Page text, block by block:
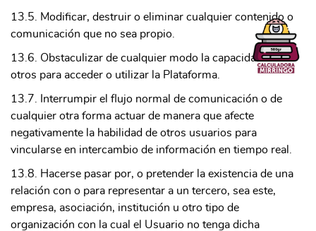
13.5. Modificar, destruir o eliminar cualquier contenido o
comunicación que no sea propio.
13.6. Obstaculizar de cualquier modo la capacidad de
otros para acceder o utilizar la Plataforma.
13.7. Interrumpir el flujo normal de comunicación o de
cualquier otra forma actuar de manera que afecte
negativamente la habilidad de otros usuarios para
vincularse en intercambio de información en tiempo real.
13.8. Hacerse pasar por, o pretender la existencia de una
relación con o para representar a un tercero, sea este,
empresa, asociación, institución u otro tipo de
organización con la cual el Usuario no tenga dicha